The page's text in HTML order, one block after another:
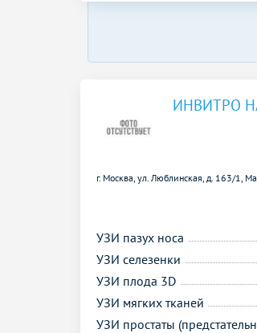
ИНВИТРО
г. Москва, ул. Люблинская, д. 163/1,
УЗИ пазух носа
УЗИ селезенки
УЗИ плода 3D
УЗИ мягких тканей
УЗИ простаты